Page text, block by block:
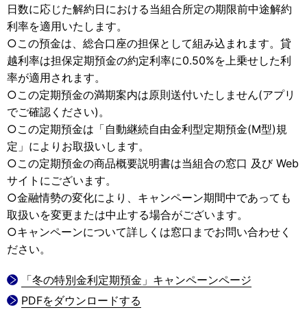
日数に応じた解約日における当組合所定の期限前中途解約
利率を適用いたします。
○この預金は、総合口座の担保として組み込まれます。貸
越利率は担保定期預金の約定利率に0.50%を上乗せした利
率が適用されます。
○この定期預金の満期案内は原則送付いたしません(アプリ
でご確認ください)。
○この定期預金は「自動継続自由金利型定期預金(M型)規
定」によりお取扱いします。
○この定期預金の商品概要説明書は当組合の窓口 及び Web
サイトにございます。
○金融情勢の変化により、キャンペーン期間中であっても
取扱いを変更または中止する場合がございます。
○キャンペーンについて詳しくは窓口までお問い合わせく
ださい。
「冬の特別金利定期預金」キャンペーンページ
PDFをダウンロードする